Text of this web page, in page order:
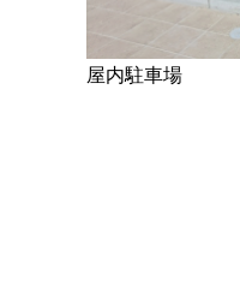
屋内駐車場